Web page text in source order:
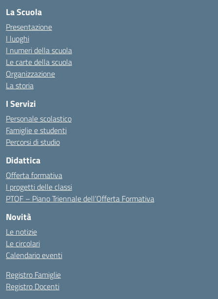
La Scuola
Presentazione
I luoghi
I numeri della scuola
Le carte della scuola
Organizzazione
La storia
I Servizi
Personale scolastico
Famiglie e studenti
Percorsi di studio
Didattica
Offerta formativa
I progetti delle classi
PTOF – Piano Triennale dell’Offerta Formativa
Novità
Le notizie
Le circolari
Calendario eventi
Registro Famiglie
Registro Docenti